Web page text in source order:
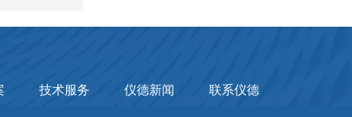
技术服务 仪德新闻 联系仪德